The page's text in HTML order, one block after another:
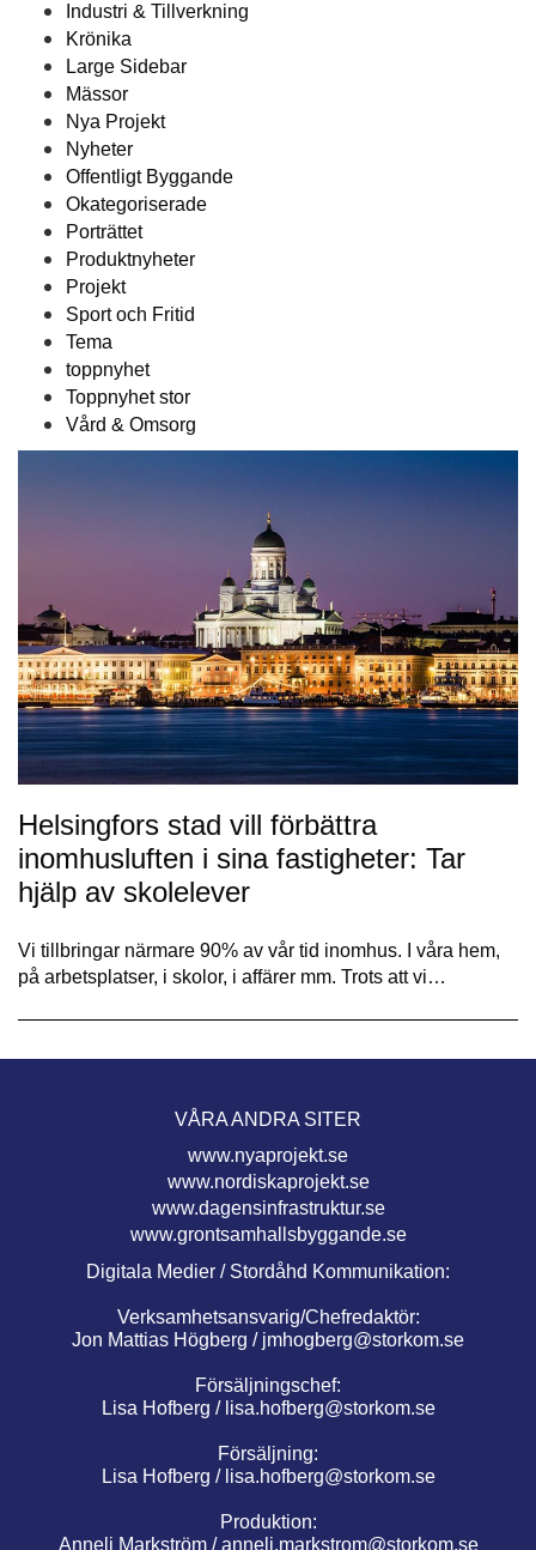
Industri & Tillverkning
Krönika
Large Sidebar
Mässor
Nya Projekt
Nyheter
Offentligt Byggande
Okategoriserade
Porträttet
Produktnyheter
Projekt
Sport och Fritid
Tema
toppnyhet
Toppnyhet stor
Vård & Omsorg
Helsingfors stad vill förbättra
inomhusluften i sina fastigheter: Tar
hjälp av skolelever
Vi tillbringar närmare 90% av vår tid inomhus. I våra hem,
på arbetsplatser, i skolor, i affärer mm. Trots att vi…
VÅRA ANDRA SITER
www.nyaprojekt.se
www.nordiskaprojekt.se
www.dagensinfrastruktur.se
www.grontsamhallsbyggande.se
Digitala Medier / Stordåhd Kommunikation:
Verksamhetsansvarig/Chefredaktör:
Jon Mattias Högberg / jmhogberg@storkom.se
Försäljningschef:
Lisa Hofberg / lisa.hofberg@storkom.se
Försäljning:
Lisa Hofberg / lisa.hofberg@storkom.se
Produktion:
Anneli Markström /anneli.markstrom@storkom.se